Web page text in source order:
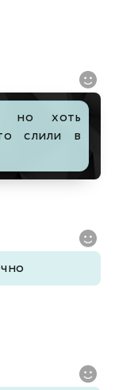
но хоть
слили в